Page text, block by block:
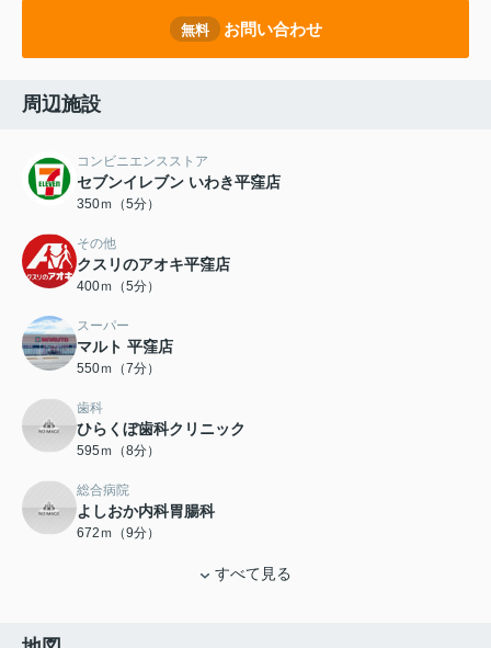
無料 お問い合わせ
周辺施設
コンビニエンスストア
セブンイレブン いわき平窪店
350ｍ（5分）
その他
クスリのアオキ平窪店
400ｍ（5分）
スーパー
マルト 平窪店
550ｍ（7分）
歯科
ひらくぼ歯科クリニック
595ｍ（8分）
総合病院
よしおか内科胃腸科
672ｍ（9分）
すべて見る